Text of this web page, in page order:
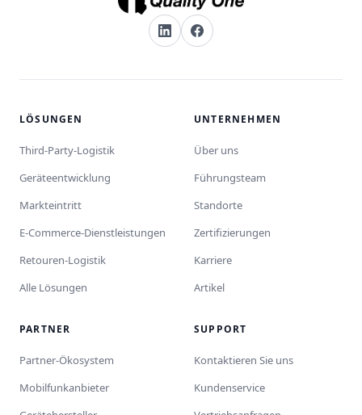
LÖSUNGEN
Third-Party-Logistik
Geräteentwicklung
Markteintritt
E-Commerce-Dienstleistungen
Retouren-Logistik
Alle Lösungen
UNTERNEHMEN
Über uns
Führungsteam
Standorte
Zertifizierungen
Karriere
Artikel
PARTNER
Partner-Ökosystem
Mobilfunkanbieter
SUPPORT
Kontaktieren Sie uns
Kundenservice